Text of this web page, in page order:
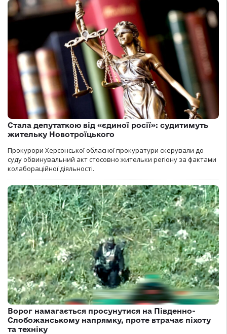
Стала депутаткою від «єдиної росії»: судитимуть
жительку Новотроїцького
Прокурори Херсонської обласної прокуратури скерували до
суду обвинувальний акт стосовно жительки регіону за фактами
колабораційної діяльності.
Ворог намагається просунутися на Південно-
Слобожанському напрямку, проте втрачає піхоту
та техніку